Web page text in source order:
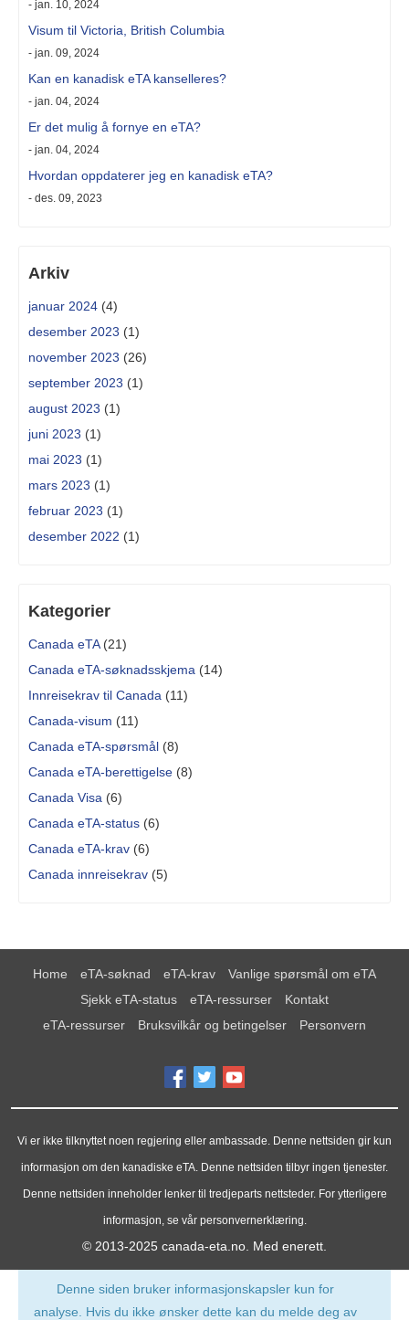
- jan. 10, 2024
Visum til Victoria, British Columbia
- jan. 09, 2024
Kan en kanadisk eTA kanselleres?
- jan. 04, 2024
Er det mulig å fornye en eTA?
- jan. 04, 2024
Hvordan oppdaterer jeg en kanadisk eTA?
- des. 09, 2023
Arkiv
januar 2024 (4)
desember 2023 (1)
november 2023 (26)
september 2023 (1)
august 2023 (1)
juni 2023 (1)
mai 2023 (1)
mars 2023 (1)
februar 2023 (1)
desember 2022 (1)
Kategorier
Canada eTA(21)
Canada eTA-søknadsskjema (14)
Innreisekrav til Canada (11)
Canada-visum (11)
Canada eTA-spørsmål (8)
Canada eTA-berettigelse (8)
Canada Visa (6)
Canada eTA-status (6)
Canada eTA-krav (6)
Canada innreisekrav (5)
Home eTA-søknad eTA-krav
Vanlige spørsmål om eTA
Sjekk eTA-status
eTA-ressurser
Kontakt
eTA-ressurser
Bruksvilkår og betingelser Personvern
Vi er ikke tilknyttet noen regjering eller ambassade. Denne nettsiden gir kun
informasjon om den kanadiske eTA. Denne nettsiden tilbyr ingen tjenester.
Denne nettsiden inneholder lenker til tredjeparts nettsteder. For ytterligere
informasjon, se vår personvernerklæring.
© 2013-2025 canada-eta.no . Med enerett.
Denne siden bruker informasjonskapsler kun for
analyse. Hvis du ikke ønsker dette kan du melde deg av